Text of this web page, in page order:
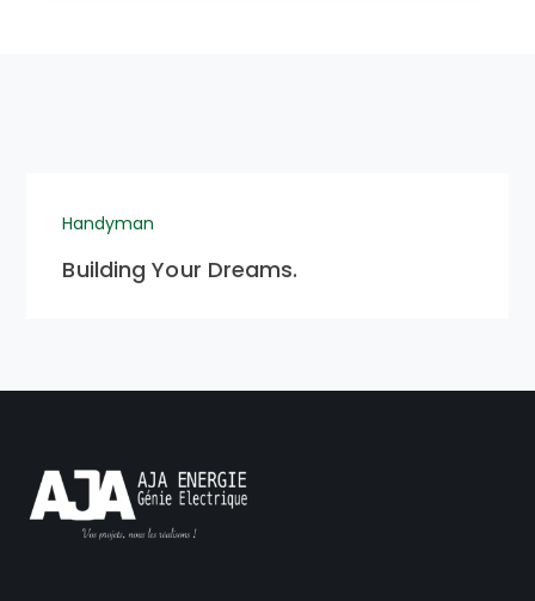
Handyman
Building Your Dreams.